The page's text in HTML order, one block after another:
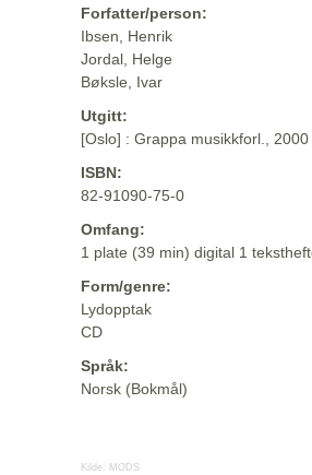
Forfatter/person:
Ibsen, Henrik
Jordal, Helge
Bøksle, Ivar
Utgitt:
[Oslo] : Grappa musikkforl., 2000
ISBN:
82-91090-75-0
Omfang:
1 plate (39 min) digital 1
Form/genre:
Lydopptak
CD
Språk:
Norsk (Bokmål)
Kilde: MODS